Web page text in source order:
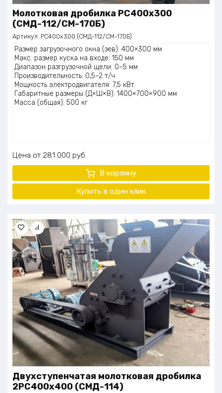
Молотковая дробилка PC400x300
(СМД-112/СМ-170Б)
Артикул: PC400x300 (СМД-112/СМ-170Б)
Размер загрузочного окна (зев): 400×300 мм
Макс. размер куска на входе: 150 мм
Диапазон разгрузочной щели: 0–5 мм
Производительность: 0,5–2 т/ч
Мощность электродвигателя: 7,5 кВт
Габаритные размеры (Д×Ш×В): 1400×700×900 мм
Масса (общая): 500 кг
Цена 281 000 руб.
В корзину
Купить в один клик
Двухступенчатая молотковая дробилка
2PC400x400 (СМД-114)